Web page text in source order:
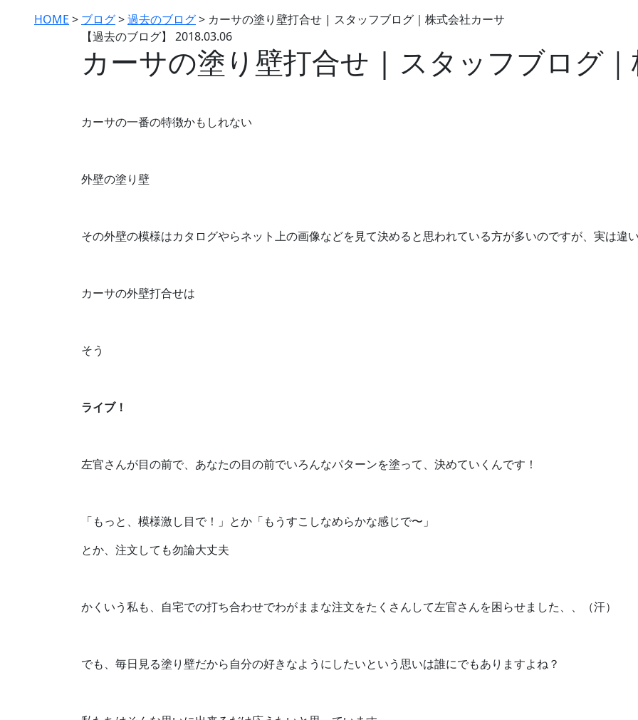
HOME > ブログ>過去のブログ> カーサの塗り壁打合せ | スタッフブログ｜株式会社カーサ
【過去のブログ】 2018.03.06
カーサの塗り壁打合せ | スタッフブログ
カーサの一番の特徴かもしれない
外壁の塗り壁
その外壁の模様はカタログやらネット上の画像などを見て決めると思われている方が多いのですが、実は違
カーサの外壁打合せは
そう
ライブ！
左官さんが目の前で、あなたの目の前でいろんなパターンを塗って、決めていくんです！
「もっと、模様激し目で！」とか「もうすこしなめらかな感じで〜」
とか、注文しても勿論大丈夫
かくいう私も、自宅での打ち合わせでわがままな注文をたくさんして左官さんを困らせました、、（汗）
でも、毎日見る塗り壁だから自分の好きなようにしたいという思いは誰にでもありますよね？